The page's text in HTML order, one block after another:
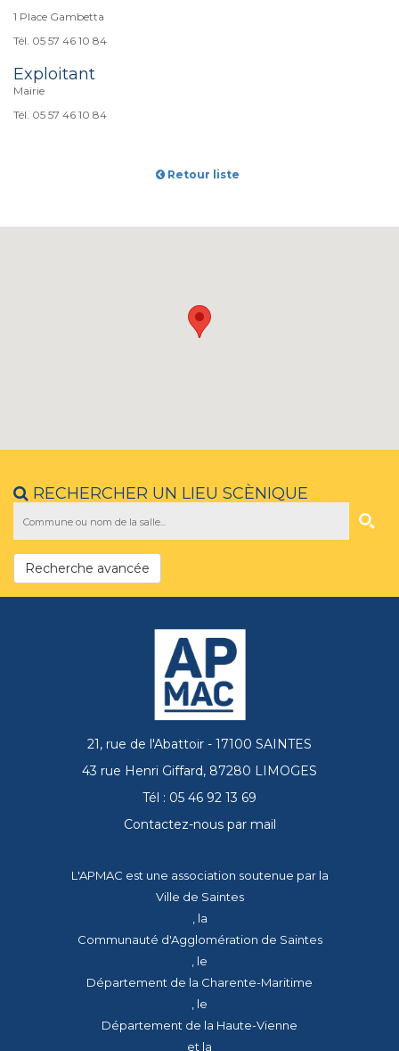
1 Place Gambetta
Tél. 05 57 46 10 84
Exploitant
Mairie
Tél. 05 57 46 10 84
Retour liste
RECHERCHER UN LIEU SCÈNIQUE
Recherche avancée
21, rue de l'Abattoir - 17100 SAINTES
43 rue Henri Giffard, 87280 LIMOGES
Tél : 05 46 92 13 69
Contactez-nous par mail
L'APMAC est une association soutenue par la
Ville de Saintes
, la
Communauté d'Agglomération de Saintes
, le
Département de la Charente-Maritime
, le
Département de la Haute-Vienne
et la